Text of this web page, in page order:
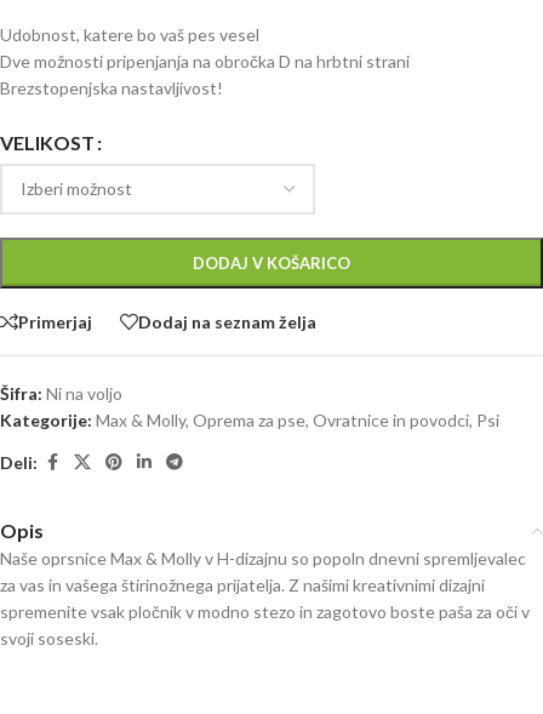
Udobnost, katere bo vaš pes vesel
Dve možnosti pripenjanja na obročka D na hrbtni strani
Brezstopenjska nastavljivost!
VELIKOST
DODAJ V KOŠARICO
Primerjaj Dodaj na seznam želja
Šifra: Ni na voljo
Kategorije: Max & Molly, Oprema za pse, Ovratnice in povodci, Psi
Deli:
Opis
Naše oprsnice Max & Molly v H-dizajnu so popoln dnevni spremljevalec
za vas in vašega štirinožnega prijatelja. Z našimi kreativnimi dizajni
spremenite vsak pločnik v modno stezo in zagotovo boste paša za oči v
svoji soseski.